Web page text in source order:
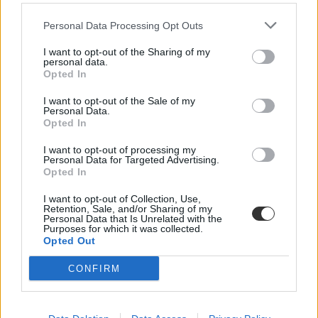
Personal Data Processing Opt Outs
I want to opt-out of the Sharing of my
personal data.
Opted In
I want to opt-out of the Sale of my
Personal Data.
Opted In
I want to opt-out of processing my
Personal Data for Targeted Advertising.
Opted In
I want to opt-out of Collection, Use,
Retention, Sale, and/or Sharing of my
Personal Data that Is Unrelated with the
Purposes for which it was collected.
Opted Out
CONFIRM
szja
nyári munka
jövedelem
szja-mentesség
személyi jövedelemadó mentesség